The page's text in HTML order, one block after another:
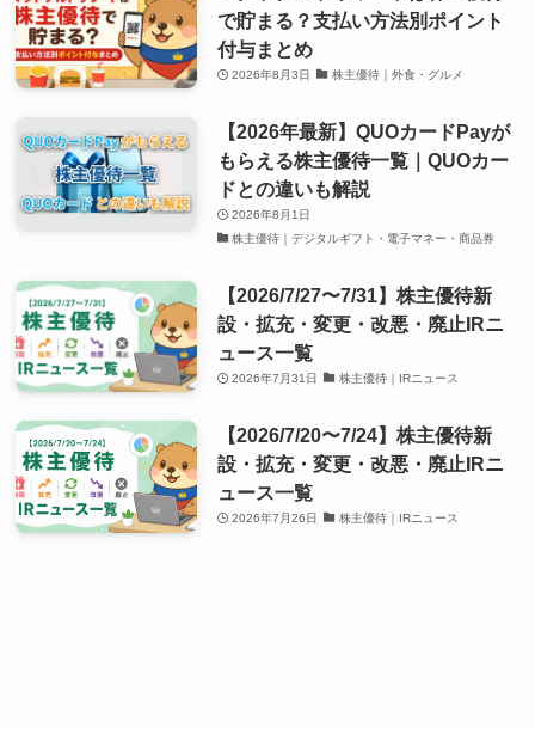
で貯まる？支払い方法別ポイント
付与まとめ
2026年8月3日 株主優待｜外食・グルメ
【2026年最新】QUOカードPayが
もらえる株主優待一覧｜QUOカー
ドとの違いも解説
2026年8月1日
株主優待｜デジタルギフト・電子マネー・商品券
【2026/7/27〜7/31】株主優待新
設・拡充・変更・改悪・廃止IRニ
ュース一覧
2026年7月31日 株主優待｜IRニュース
【2026/7/20〜7/24】株主優待新
設・拡充・変更・改悪・廃止IRニ
ュース一覧
2026年7月26日 株主優待｜IRニュース